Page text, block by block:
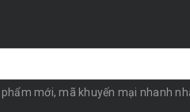
mới, mã khuyến mại nhanh